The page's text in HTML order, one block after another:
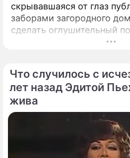
скрывавшаяся от глаз
заборами загородного
сделать оглушительный
своих поклонников. Имя
Что случилось с
лет назад Эдитой
жива